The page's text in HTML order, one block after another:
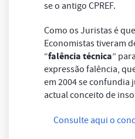
se o antigo CPREF.
Como os Juristas é
Economistas tiveram
“falência técnica”
expressão falência,
em 2004 se confundia
actual conceito de
Consulte aqui o